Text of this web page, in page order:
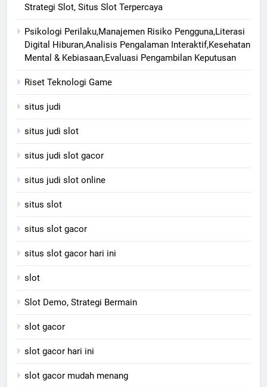
Strategi Slot, Situs Slot Terpercaya
Psikologi Perilaku,Manajemen Risiko Pengguna,Literasi
Digital Hiburan,Analisis Pengalaman Interaktif,Kesehatan
Mental & Kebiasaan,Evaluasi Pengambilan Keputusan
Riset Teknologi Game
situs judi
situs judi slot
situs judi slot gacor
situs judi slot online
situs slot
situs slot gacor
situs slot gacor hari ini
slot
Slot Demo, Strategi Bermain
slot gacor
slot gacor hari ini
slot gacor mudah menang